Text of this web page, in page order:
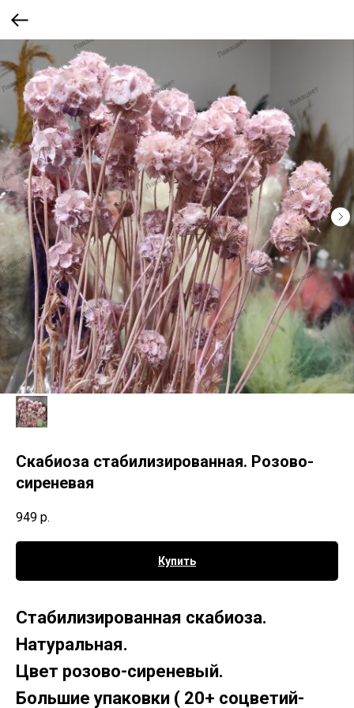
Скабиоза стабилизированная. Розово-
сиреневая
949 р.
Купить
Стабилизированная скабиоза.
Натуральная.
Цвет розово-сиреневый.
Большие упаковки ( 20+ соцветий-